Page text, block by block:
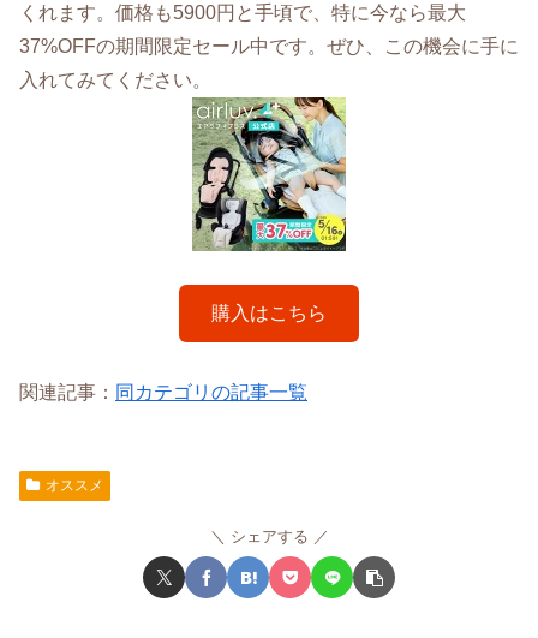
くれます。価格も5900円と手頃で、特に今なら最大
37%OFFの期間限定セール中です。ぜひ、この機会に手に
入れてみてください。
購入はこちら
関連記事： 同カテゴリの記事一覧
オススメ
シェアする